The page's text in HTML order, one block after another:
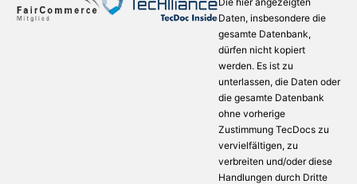
Daten, insbesondere die
gesamte Datenbank,
dürfen nicht kopiert
werden. Es ist zu
unterlassen, die Daten oder
die gesamte Datenbank
ohne vorherige
Zustimmung TecDocs zu
vervielfältigen, zu
verbreiten und/oder diese
Handlungen durch Dritte